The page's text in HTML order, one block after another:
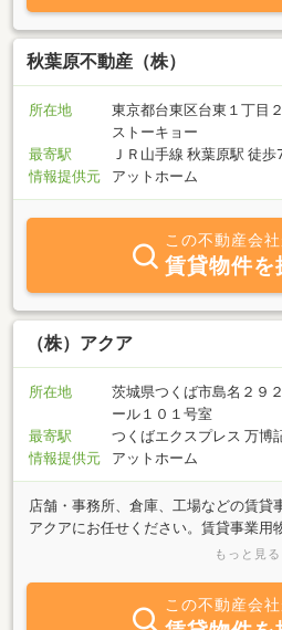
秋葉原不動産（株）
所在地
東京都台東区台東１丁目
ストーキョー
最寄駅
ＪＲ山手線 秋葉原駅 徒歩
情報提供元
アットホーム
この不動産会
賃貸物件を
（株）アクア
所在地
茨城県つくば市島名２９
ール１０１号室
最寄駅
つくばエクスプレス 万博
情報提供元
アットホーム
店舗・事務所、倉庫、工場などの賃貸
アクアにお任せください。賃貸事業用
ッフがご対応させて頂きます。茨城県
案が出来るのも当社の強みです。ご来
にお電話かメールでお問合せ下さい。
もっと見る
この不動産会